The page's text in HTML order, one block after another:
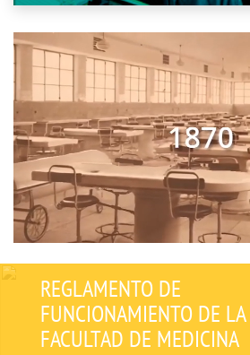
REGLAMENTO DE
FUNCIONAMIENTO DE LA
FACULTAD DE MEDICINA